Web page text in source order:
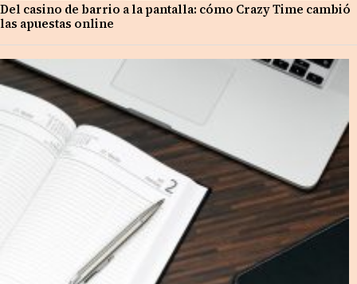
Del casino de barrio a la pantalla: cómo Crazy Time cambió
las apuestas online